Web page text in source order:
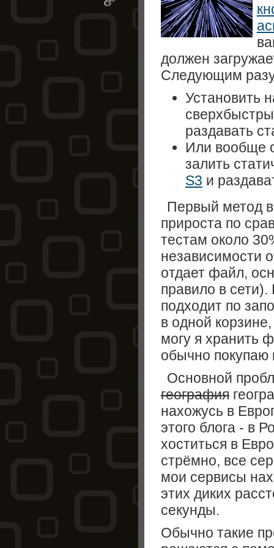
должен
Следующим
Установить
раздавать
Или вообще
залить
S3 и
Первый метод
прироста по
тестам около
независимости
отдает файл,
правило в
подходит по
в одной
могу я хранить
обычно покупаю
Основной
география
нахожусь в
этого блога - в
хоститься в
стрёмно, все
мои сервисы
этих диких
секунды.
Обычно такие